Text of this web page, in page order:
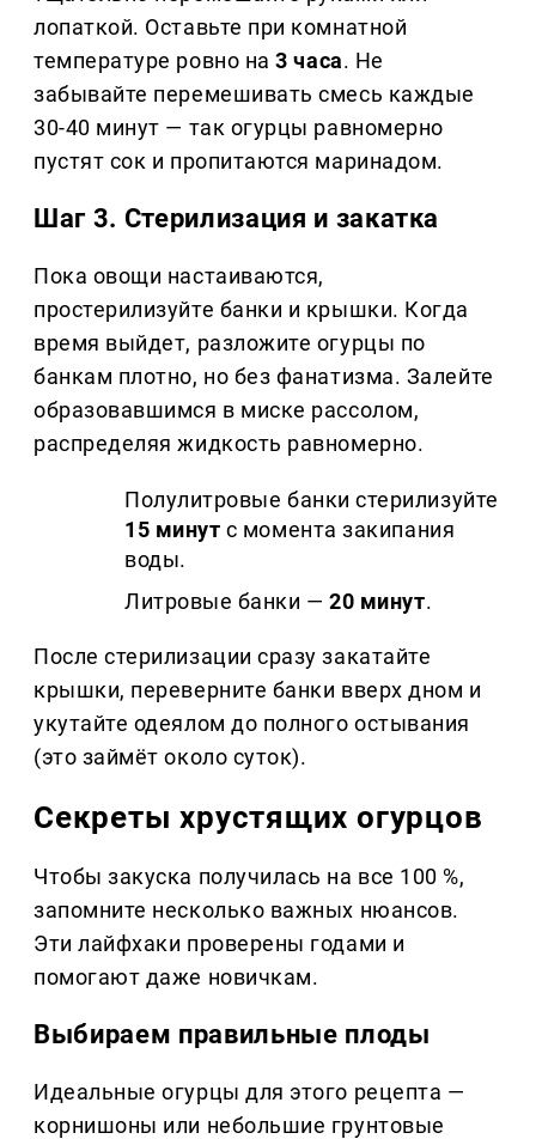
лопаткой. Оставьте при комнатной
температуре ровно на3 часа. Не
забывайте перемешивать смесь каждые
30-40 минут — так огурцы равномерно
пустят сок и пропитаются маринадом.
Шаг 3. Стерилизация и закатка
Пока овощи настаиваются,
простерилизуйте банки и крышки. Когда
время выйдет, разложите огурцы по
банкам плотно, но без фанатизма. Залейте
образовавшимся в миске рассолом,
распределяя жидкость равномерно.
Полулитровые банки стерилизуйте
15 минут с момента закипания
воды.
Литровые банки —20 минут.
После стерилизации сразу закатайте
крышки, переверните банки вверх дном и
укутайте одеялом до полного остывания
(это займёт около суток).
Секреты хрустящих огурцов
Чтобы закуска получилась на все 100 %,
запомните несколько важных нюансов.
Эти лайфхаки проверены годами и
помогают даже новичкам.
Выбираем правильные плоды
Идеальные огурцы для этого рецепта —
корнишоны или небольшие грунтовые